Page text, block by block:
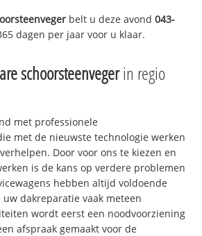
belt u deze avond043-
dagen per jaar voor u klaar.
schoorsteenvegerin regio
met professionele
met de nieuwste technologie werken
Door voor ons te kiezen en
is de kans op verdere problemen
hebben altijd voldoende
dakreparatie vaak meteen
wordt eerst een noodvoorziening
afspraak gemaakt voor de